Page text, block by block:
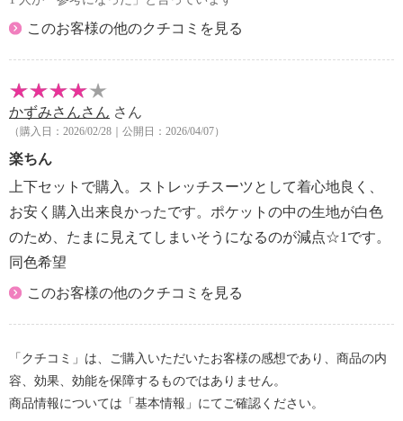
このお客様の他のクチコミを見る
かずみさんさん さん
（購入日：2026/02/28｜公開日：2026/04/07）
楽ちん
上下セットで購入。ストレッチスーツとして着心地良く、
お安く購入出来良かったです。ポケットの中の生地が白色
のため、たまに見えてしまいそうになるのが減点☆1です。
同色希望
このお客様の他のクチコミを見る
「クチコミ」は、ご購入いただいたお客様の感想であり、商品の内
容、効果、効能を保障するものではありません。
商品情報については「基本情報」にてご確認ください。